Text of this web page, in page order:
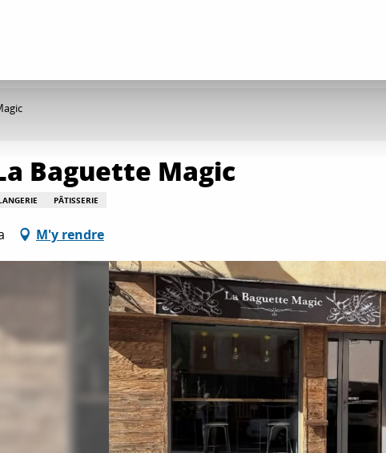
Baguette Magic
PÂTISSERIE
M'y rendre